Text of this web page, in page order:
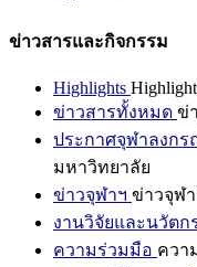
ข่าวสารและกิจกรรม
Highlights
ข่าวสารทั้งหมด ข่
ประกาศจุฬาลงก
มหาวิทยาลัย
ข่าวจุฬาฯ ข่าวจุฬ
งานวิจัยและนวัตก
ความร่วมมือ ควา